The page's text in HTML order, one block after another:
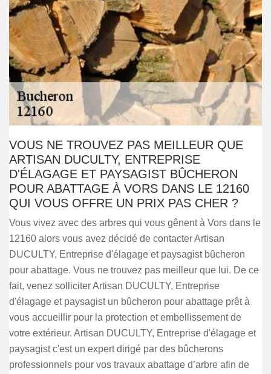
VOUS NE TROUVEZ PAS MEILLEUR QUE
ARTISAN DUCULTY, ENTREPRISE
D'ÉLAGAGE ET PAYSAGIST BÛCHERON
POUR ABATTAGE À VORS DANS LE 12160
QUI VOUS OFFRE UN PRIX PAS CHER ?
Vous vivez avec des arbres qui vous gênent à Vors dans le
12160 alors vous avez décidé de contacter Artisan
DUCULTY, Entreprise d'élagage et paysagist bûcheron
pour abattage. Vous ne trouvez pas meilleur que lui. De ce
fait, venez solliciter Artisan DUCULTY, Entreprise
d'élagage et paysagist un bûcheron pour abattage prêt à
vous accueillir pour la protection et embellissement de
votre extérieur. Artisan DUCULTY, Entreprise d'élagage et
paysagist c'est un expert dirigé par des bûcherons
professionnels pour vos travaux abattage d’arbre afin de